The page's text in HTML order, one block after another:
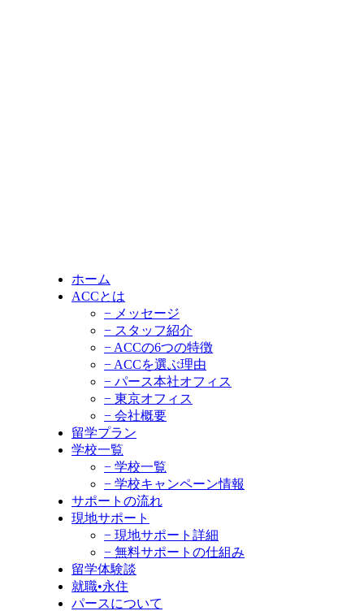
ホーム
ACCとは
− メッセージ
− スタッフ紹介
− ACCの6つの特徴
− ACCを選ぶ理由
− パース本社オフィス
− 東京オフィス
− 会社概要
留学プラン
学校一覧
− 学校一覧
− 学校キャンペーン情報
サポートの流れ
現地サポート
− 現地サポート詳細
− 無料サポートの仕組み
留学体験談
就職•永住
パースについて